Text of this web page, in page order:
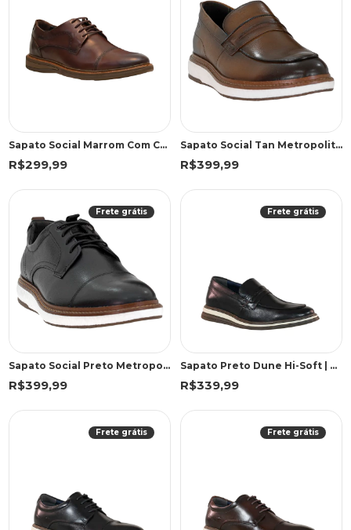
Sapato Social Marrom Com Cadarço | Democrata
R$299,99
Sapato Social Tan Metropolitan Clark Pulse | Democrata
R$399,99
Frete grátis
Sapato Social Preto Metropolitan Clark Pulse | Democrata
R$399,99
Frete grátis
Sapato Preto Dune Hi-Soft | Democrata
R$339,99
Frete grátis Frete grátis